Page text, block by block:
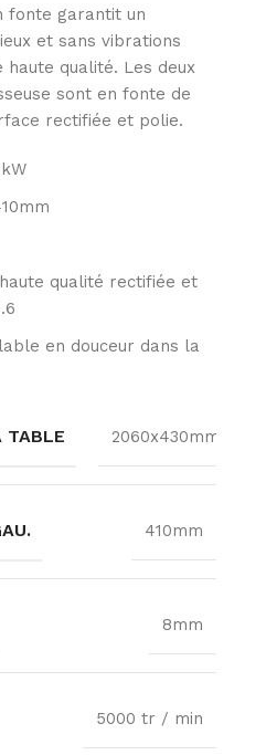
fonte garantit un
et sans vibrations
haute qualité. Les deux
sont en fonte de
rectifiée et polie.
qualité rectifiée et
en douceur dans la
TABLE 2060x430mm
410mm
8mm
5000 tr / min